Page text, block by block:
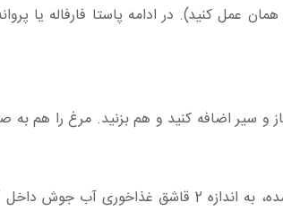
عمل کنید). در ادامه پاستا فارفاله یا
و سیر اضافه کنید و هم بزنید. مرغ را هم
در زمان آماده کردن مایه هر وقت که حس کردید ترکیب خشک شده، به